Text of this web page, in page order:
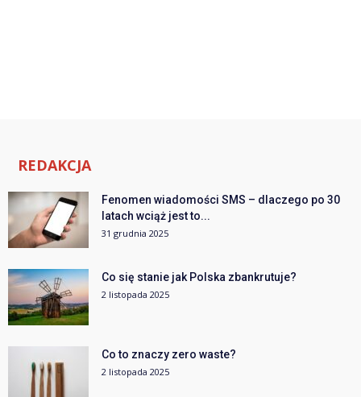
REDAKCJA
Fenomen wiadomości SMS – dlaczego po 30
latach wciąż jest to...
31 grudnia 2025
Co się stanie jak Polska zbankrutuje?
2 listopada 2025
Co to znaczy zero waste?
2 listopada 2025